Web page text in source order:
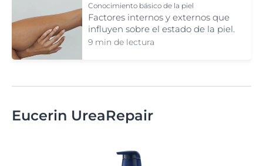
Conocimiento básico de la piel
Factores internos y externos que
influyen sobre el estado de la piel.
9 min de lectura
Eucerin UreaRepair